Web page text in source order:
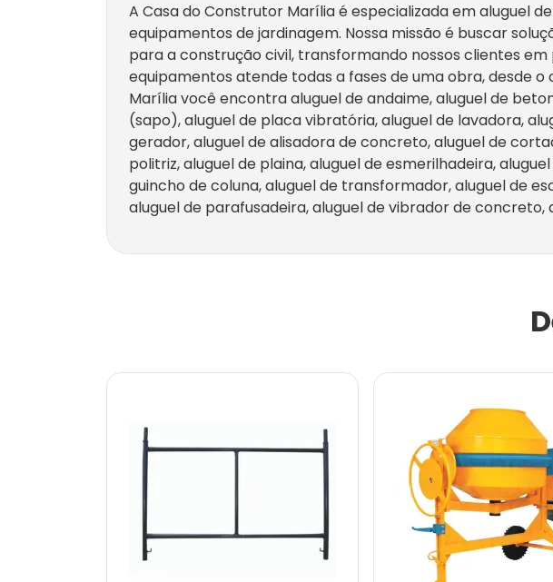
A Casa do Construtor Marília é especializada em aluguel
equipamentos de jardinagem. Nossa missão é buscar
para a construção civil, transformando nossos clientes
equipamentos atende todas a fases de uma obra, desde
Marília você encontra aluguel de andaime, aluguel de
(sapo), aluguel de placa vibratória, aluguel de lavadora,
gerador, aluguel de alisadora de concreto, aluguel de
politriz, aluguel de plaina, aluguel de esmerilhadeira,
guincho de coluna, aluguel de transformador, aluguel de
aluguel de parafusadeira, aluguel de vibrador de